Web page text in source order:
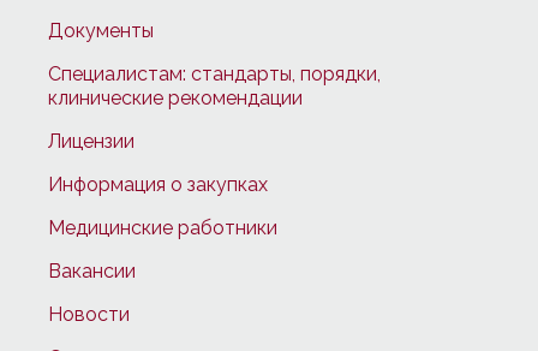
Документы
Специалистам: стандарты, порядки,
клинические рекомендации
Лицензии
Информация о закупках
Медицинские работники
Вакансии
Новости